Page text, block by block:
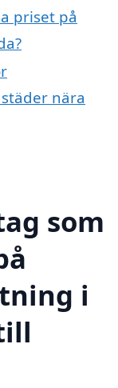
priset på
nära
som
i